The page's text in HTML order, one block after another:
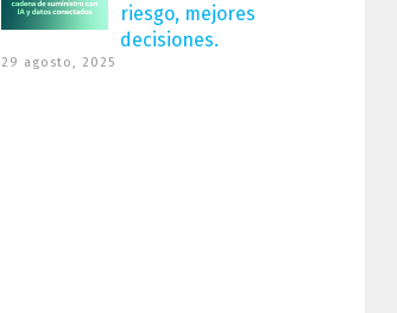
riesgo, mejores
decisiones.
29 agosto, 2025